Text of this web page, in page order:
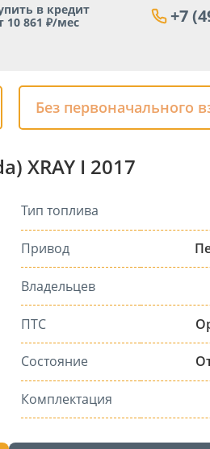
в кредит
10 861 ₽/мес
+7
Без первоначального
XRAY I 2017
Тип топлива
Привод
Владельцев
ПТС
Состояние
Комплектация